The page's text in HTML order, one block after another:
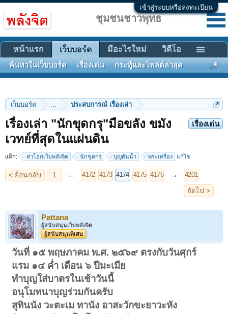
เข้าสู่ระบบหรือลงทะเบียน
เว็บบอร์ด ... ประสบการณ์ เรื่องเล่า
เรื่องเด่น
เรื่องเล่า "นักขุดกรุ"มือขลัง ขมัง
เวทย์ที่สุดในแผ่นดิน
แท็ก: ค่าโฮสเว็บพลังจิต นักขุดกรุ บุญต้นน้ำ พระเครื่อง แก้ไข
< ย้อนกลับ 1 4172 4173 4174 4175 4176 → 4201
Pattana
ผู้สนับสนุนเว็บพลังจิต
ผู้สนับสนุนพิเศษ
วันที่ ๑๕ พฤษภาคม พ.ศ. ๒๕๖๙ ตรงกับวันศุกร์
แรม ๑๔ ค่ำ เดือน ๖ ปีมะเมีย
ทำบุญใส่บาตรในเช้าวันนี้
อนุโมทนาบุญร่วมกันครับ
สุทินนัง วะตะเม ทานัง อาสะวักขะยาวะหัง
ชุมชนชาวพุทธ
หน้าแรก เว็บบอร์ด
ค้นหาในเว็บบอร์ด เรื่องเด่น กระทู้และโพสต์ล่าสุด
มีอะไรใหม่ วิดีโอ